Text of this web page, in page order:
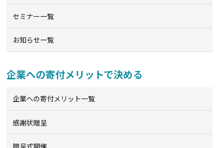
セミナー一覧
お知らせ一覧
企業への寄付メリットで決める
企業への寄付メリット一覧
感謝状贈呈
贈呈式開催